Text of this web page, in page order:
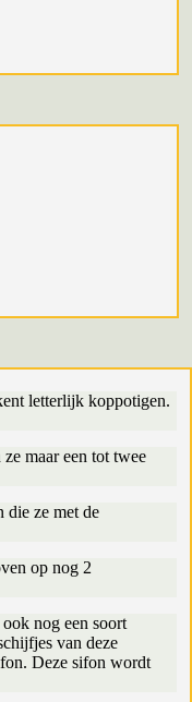
letterlijk koppotigen.
maar een tot twee
die ze met de
op nog 2
nog een soort
van deze
Deze sifon wordt